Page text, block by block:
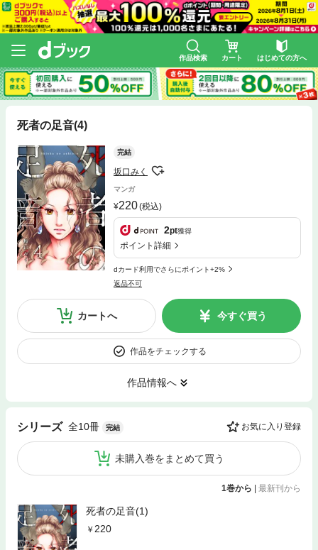
作品検索 カート はじめての方へ
死者の足音(4)
完結
坂口みく
マンガ
220(税込)
2pt獲得
ポイント詳細
dカード利用でさらにポイント+2%
返品不可
カートへ 今すぐ買う
作品をチェックする
作品情報へ
シリーズ 全10冊 完結 お気に入り登録
未購入巻をまとめて買う
1巻から 最新刊から
死者の足音(1)
220